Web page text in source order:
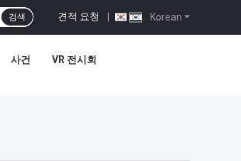
Korean
견적 요청 |
검색
사건 VR 전시회